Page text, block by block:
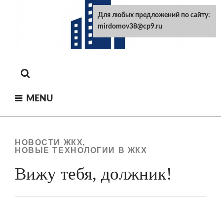
MENU
НОВОСТИ ЖКХ,
НОВЫЕ ТЕХНОЛОГИИ В ЖКХ
Вижу тебя, должник!
Для любых предложений по сайту:
mirdomov38@cp9.ru